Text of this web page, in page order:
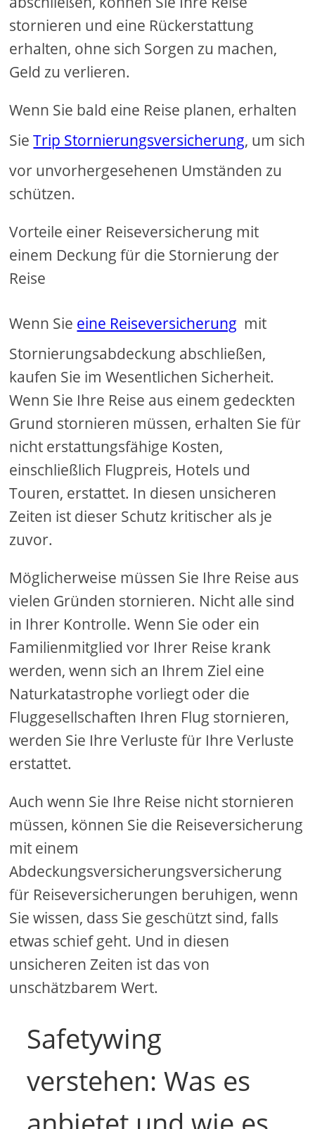
stornieren und eine Rückerstattung
erhalten, ohne sich Sorgen zu machen,
Geld zu verlieren.
Wenn Sie bald eine Reise planen, erhalten
SieTrip Stornierungsversicherung, um sich
vor unvorhergesehenen Umständen zu
schützen.
Vorteile einer Reiseversicherung mit
einem Deckung für die Stornierung der
Reise
Wenn Sie eine Reiseversicherung mit
Stornierungsabdeckung abschließen,
kaufen Sie im Wesentlichen Sicherheit.
Wenn Sie Ihre Reise aus einem gedeckten
Grund stornieren müssen, erhalten Sie für
nicht erstattungsfähige Kosten,
einschließlich Flugpreis, Hotels und
Touren, erstattet. In diesen unsicheren
Zeiten ist dieser Schutz kritischer als je
zuvor.
Möglicherweise müssen Sie Ihre Reise aus
vielen Gründen stornieren. Nicht alle sind
in Ihrer Kontrolle. Wenn Sie oder ein
Familienmitglied vor Ihrer Reise krank
werden, wenn sich an Ihrem Ziel eine
Naturkatastrophe vorliegt oder die
Fluggesellschaften Ihren Flug stornieren,
werden Sie Ihre Verluste für Ihre Verluste
erstattet.
Auch wenn Sie Ihre Reise nicht stornieren
müssen, können Sie die Reiseversicherung
mit einem
Abdeckungsversicherungsversicherung
für Reiseversicherungen beruhigen, wenn
Sie wissen, dass Sie geschützt sind, falls
etwas schief geht. Und in diesen
unsicheren Zeiten ist das von
unschätzbarem Wert.
Safetywing
verstehen: Was es